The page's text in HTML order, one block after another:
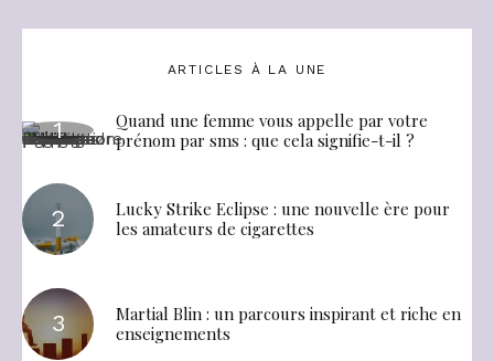
ARTICLES À LA UNE
Quand une femme vous appelle par votre
prénom par sms : que cela signifie-t-il ?
Lucky Strike Eclipse : une nouvelle ère pour
les amateurs de cigarettes
Martial Blin : un parcours inspirant et riche en
enseignements